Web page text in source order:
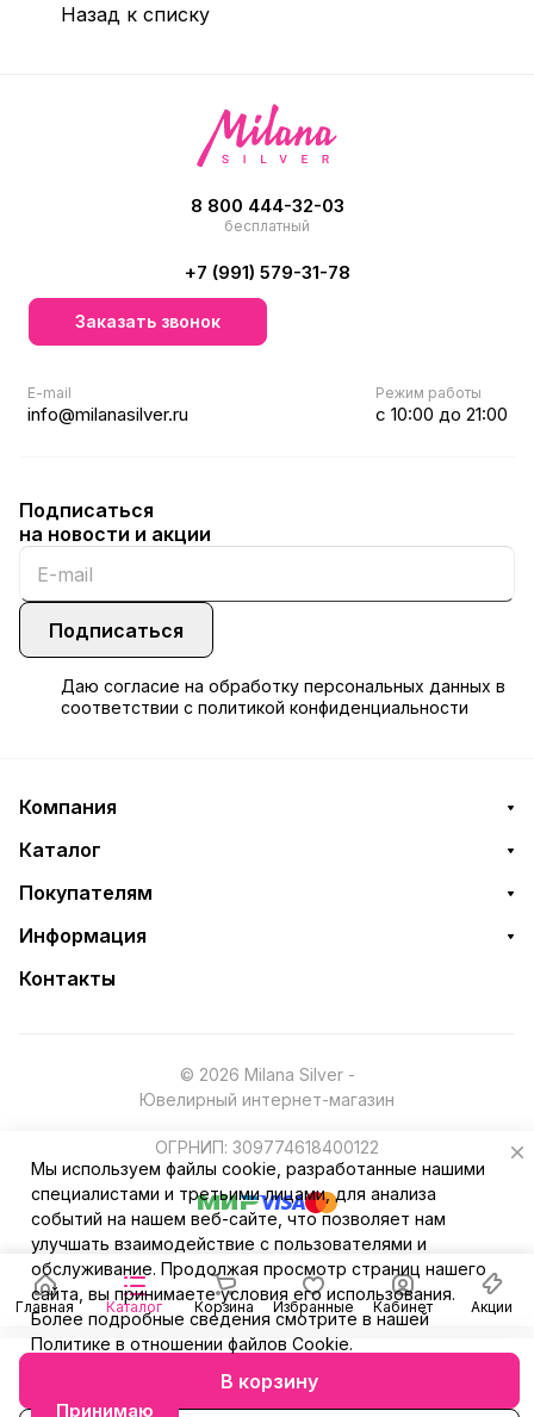
В корзину
Назад к списку
Главная Каталог Корзина Избранные Кабинет Акции
8 800 444-32-03
бесплатный
+7 (991) 579-31-78
Заказать звонок
E-mail
info@milanasilver.ru
Режим работы
с 10:00 до 21:00
Подписаться
на новости и акции
Подписаться
Даю согласие на обработку персональных данных в
соответствии с политикой конфиденциальности
Компания
Каталог
Покупателям
Информация
Контакты
© 2026 Milana Silver -
Ювелирный интернет-магазин
ОГРНИП: 309774618400122
Мы используем файлы cookie, разработанные нашими
специалистами и третьими лицами, для анализа
событий на нашем веб-сайте, что позволяет нам
улучшать взаимодействие с пользователями и
обслуживание. Продолжая просмотр страниц нашего
сайта, вы принимаете условия его использования.
Более подробные сведения смотрите в нашей
Политике в отношении файлов Cookie.
Принимаю